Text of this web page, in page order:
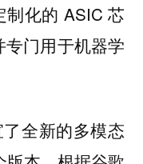
制化的 ASIC 芯
专门用于机器学
全新的多模态